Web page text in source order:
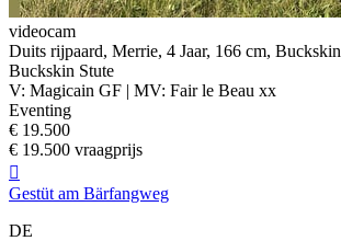
videocam
Duits rijpaard, Merrie, 4 Jaar, 166 cm, Buckskin
Buckskin Stute
V: Magicain GF | MV: Fair le Beau xx
Eventing
€ 19.500
€ 19.500 vraagprijs

Gestüt am Bärfangweg
DE